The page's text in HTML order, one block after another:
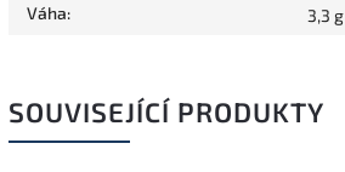
Váha: 3,3 g
SOUVISEJÍCÍ PRODUKTY